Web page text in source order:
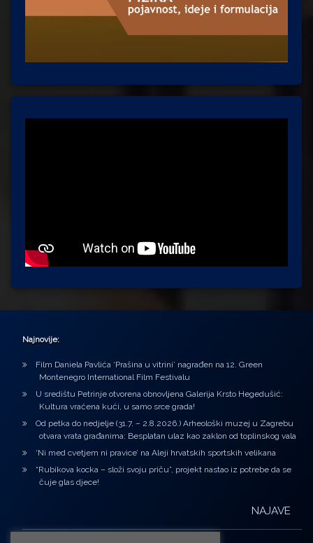
Najnovije:
Film Daniela Pavlića ‘Prašina u vitrini’ nagrađen na 12. Green
Montenegro International Film Festivalu
U središtu Petrinje otvorena obnovljena Galerija Krsto Hegedušić:
Kultura vraćena kući, u samo srce grada!
Od petka do nedjelje (31.7. – 2.8.2026.) Arheološki muzej u Zagrebu
otvara vrata građanima: Besplatan ulaz kao zaklon od toplinskog vala
‘Ni med cvetjem ni pravice’ na Aleji hrvatskih sportskih velikana
“Rubikova kocka – složi svoju priču”, projekt nastao iz potrebe da se
čuje glas djece!
NAJAVE